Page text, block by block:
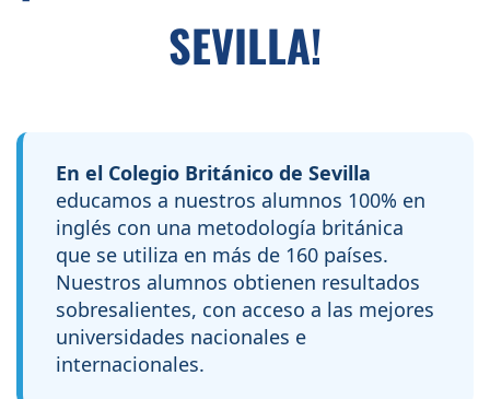
SEVILLA!
En el Colegio Británico de Sevilla
educamos a nuestros alumnos 100% en
inglés con una metodología británica
que se utiliza en más de 160 países.
Nuestros alumnos obtienen resultados
sobresalientes, con acceso a las mejores
universidades nacionales e
internacionales.